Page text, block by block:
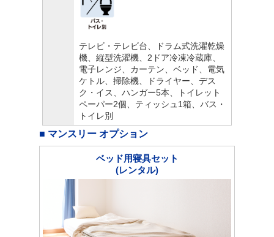
テレビ・テレビ台、ドラム式洗濯乾燥
機、縦型洗濯機、2ドア冷凍冷蔵庫、
電子レンジ、カーテン、ベッド、電気
ケトル、掃除機、ドライヤー、デス
ク・イス、ハンガー5本、トイレット
ペーパー2個、ティッシュ1箱、バス・
トイレ別
■ マンスリー オプション
ベッド用寝具セット
(レンタル)